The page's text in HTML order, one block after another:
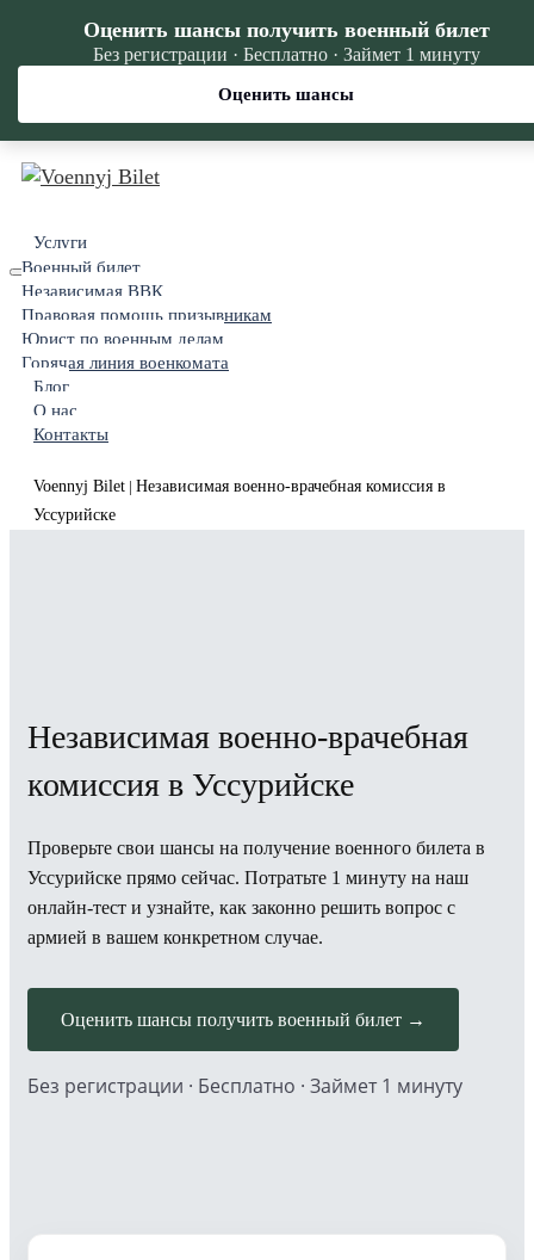
Услуги
Военный билет
Независимая ВВК
Правовая помощь призывникам
Юрист по военным делам
Горячая линия военкомата
Блог
О нас
Контакты
Voennyj Bilet Независимая военно-врачебная комиссия в
Уссурийске
Независимая военно-врачебная
комиссия в Уссурийске
Проверьте свои шансы на получение военного билета в
Уссурийске прямо сейчас. Потратьте 1 минуту на наш
онлайн-тест и узнайте, как законно решить вопрос с
армией в вашем конкретном случае.
Оценить шансы получить военный билет →
Без регистрации · Бесплатно · Займет 1 минуту
Оценить шансы получить военный билет
Без регистрации · Бесплатно · Займет 1 минуту
Оценить шансы